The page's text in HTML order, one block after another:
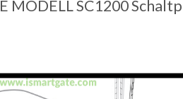
MODELL SC1200